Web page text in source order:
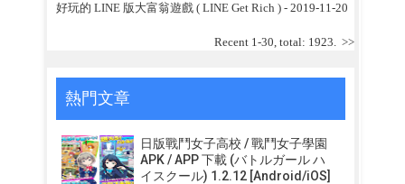
好玩的 LINE 版大富翁遊戲 ( LINE Get Rich )- 2019-11-20
Recent 1-30, total: 1923. >>
熱門文章
日版戰鬥女子高校 / 戰鬥女子學園
APK / APP 下載 (バトルガール ハ
イスクール) 1.2.12 [Android/iOS]